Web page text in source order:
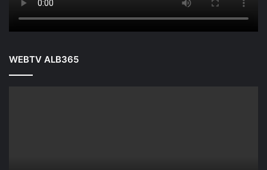
WEBTV ALB365